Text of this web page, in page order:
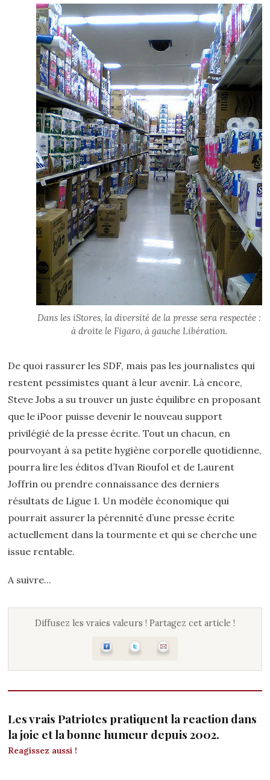
Dans les iStores, la diversité de la presse sera respectée :
à droite le Figaro, à gauche Libération.
De quoi rassurer les SDF, mais pas les journalistes qui
restent pessimistes quant à leur avenir. Là encore,
Steve Jobs a su trouver un juste équilibre en proposant
que le iPoor puisse devenir le nouveau support
privilégié de la presse écrite. Tout un chacun, en
pourvoyant à sa petite hygiène corporelle quotidienne,
pourra lire les éditos d’Ivan Rioufol et de Laurent
Joffrin ou prendre connaissance des derniers
résultats de Ligue 1. Un modèle économique qui
pourrait assurer la pérennité d’une presse écrite
actuellement dans la tourmente et qui se cherche une
issue rentable.
A suivre...
Diffusez les vraies valeurs ! Partagez cet article !
Les vrais Patriotes pratiquent la reaction dans
la joie et la bonne humeur depuis 2002.
Reagissez aussi !